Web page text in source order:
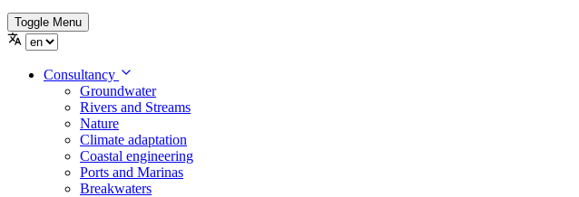
Toggle Menu
Consultancy
Groundwater
Rivers and Streams
Nature
Climate adaptation
Coastal engineering
Ports and Marinas
Breakwaters